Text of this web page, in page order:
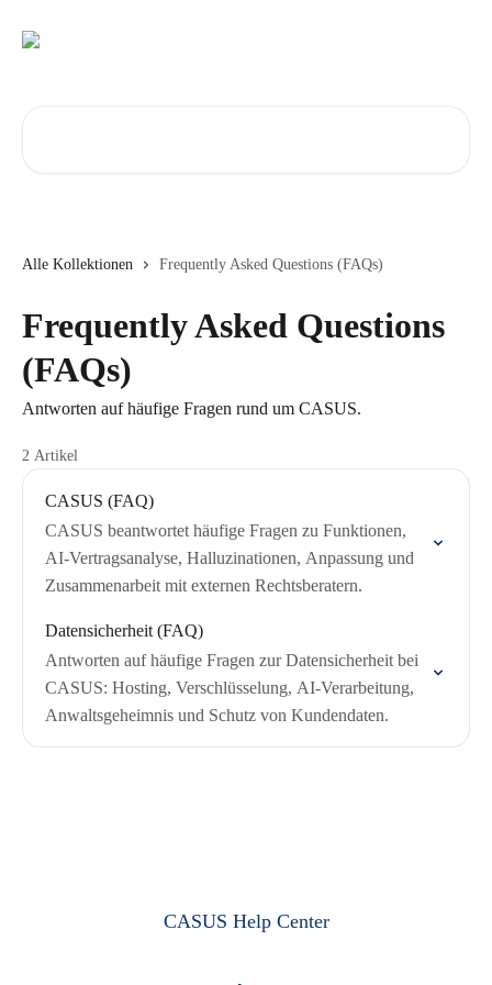
Alle Kollektionen Frequently Asked Questions (FAQs)
Frequently Asked Questions
(FAQs)
Antworten auf häufige Fragen rund um CASUS.
2 Artikel
CASUS (FAQ)
CASUS beantwortet häufige Fragen zu Funktionen,
AI-Vertragsanalyse, Halluzinationen, Anpassung und
Zusammenarbeit mit externen Rechtsberatern.
Datensicherheit (FAQ)
Antworten auf häufige Fragen zur Datensicherheit bei
CASUS: Hosting, Verschlüsselung, AI-Verarbeitung,
Anwaltsgeheimnis und Schutz von Kundendaten.
CASUS Help Center